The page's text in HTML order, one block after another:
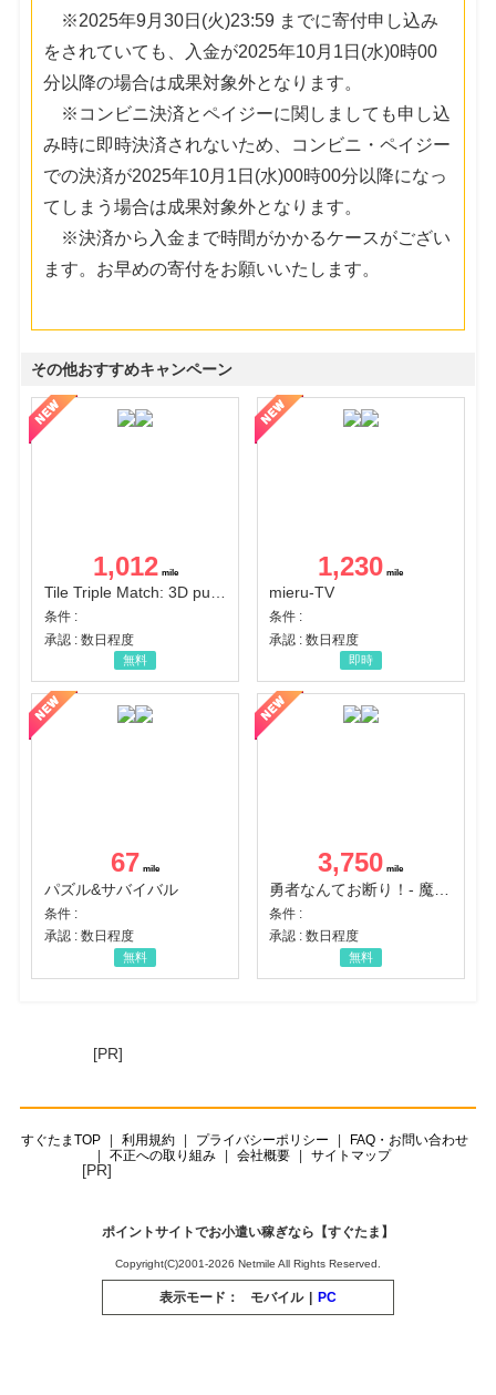
※2025年9月30日(火)23:59 までに寄付申し込み
をされていても、入金が2025年10月1日(水)0時00
分以降の場合は成果対象外となります。
※コンビニ決済とペイジーに関しましても申し込
み時に即時決済されないため、コンビニ・ペイジー
での決済が2025年10月1日(水)00時00分以降になっ
てしまう場合は成果対象外となります。
※決済から入金まで時間がかかるケースがござい
ます。お早めの寄付をお願いいたします。
その他おすすめキャンペーン
1,012
Tile Triple Match: 3D puzzle
条件 :
承認 : 数日程度
無料
1,230
mieru-TV
条件 :
承認 : 数日程度
即時
67
パズル&サバイバル
条件 :
承認 : 数日程度
無料
3,750
条件 :
承認 : 数日程度
無料
[PR]
すぐたまTOP 利用規約 プライバシーポリシー
FAQ・お問い合わせ
不正への取り組み
会社概要 サイトマップ
[PR]
ポイントサイトでお小遣い稼ぎなら【すぐたま】
Copyright(C)2001-2026 Netmile All Rights Reserved.
表示モード： モバイル | PC